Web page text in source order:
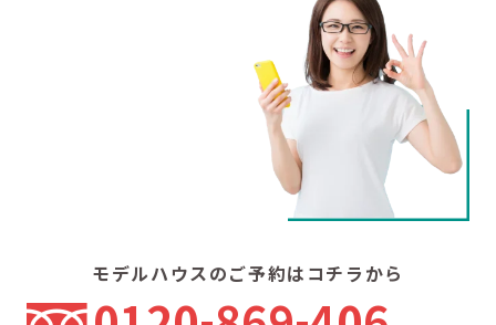
モデルハウスのご予約はコチラから